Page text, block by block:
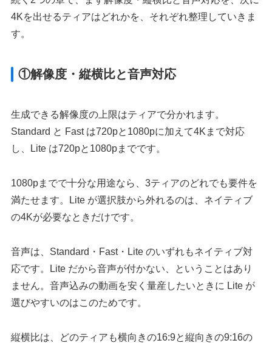
4Kを出せるティアはどれかを、それぞれ整理していきま
す。
①解像度・縦横比と音声対応
生成できる解像度の上限はティアで分かれます。
Standard と Fast は720pと1080pに加えて4Kまで対応
し、Lite は720pと1080pまでです。
1080pまでで十分な用途なら、3ティアのどれでも要件を
満たせます。Lite が選択肢から外れるのは、ネイティブ
の4Kが必要なときだけです。
音声は、Standard・Fast・Lite のいずれもネイティブ対
応です。Lite だから音声が付かない、ということはあり
ません。音声込みの動画を安く量産したいときに Lite が
選びやすいのはこのためです。
縦横比は、どのティアも横向きの16:9と縦向きの9:16の